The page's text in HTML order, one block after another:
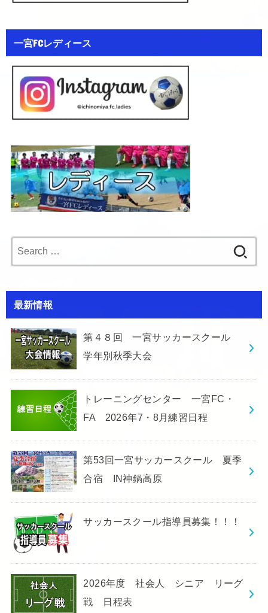
一宮FCレディース
for:
最新情報
第４８回 一宮サッカースクール
学年別秋季大会
トレーニングセンター 一宮FC・
FA 2026年7・8月練習日程
第53回一宮サッカースクール 夏季
合宿 IN神鍋高原
サッカースクール指導員募集！！！
2026年度 社会人 シニア リーグ
戦 日程表